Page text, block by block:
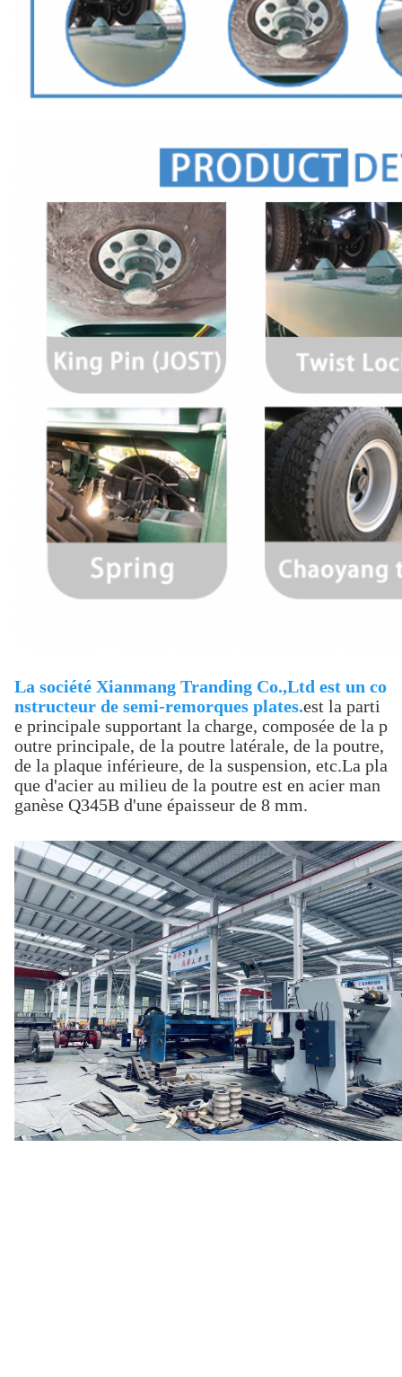
La société Xianmang Tranding Co.,Ltd est un co
nstructeur de semi-remorques plates.est la parti
e principale supportant la charge, composée de la p
outre principale, de la poutre latérale, de la poutre,
de la plaque inférieure, de la suspension, etc.La pla
que d'acier au milieu de la poutre est en acier man
ganèse Q345B d'une épaisseur de 8 mm.